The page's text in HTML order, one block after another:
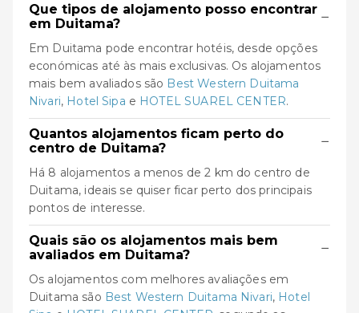
Que tipos de alojamento posso encontrar
em Duitama?
−
Em Duitama pode encontrar hotéis, desde opções
económicas até às mais exclusivas. Os alojamentos
mais bem avaliados são Best Western Duitama
Nivari, Hotel Sipa e HOTEL SUAREL CENTER.
Quantos alojamentos ficam perto do
centro de Duitama?
−
Há 8 alojamentos a menos de 2 km do centro de
Duitama, ideais se quiser ficar perto dos principais
pontos de interesse.
Quais são os alojamentos mais bem
avaliados em Duitama?
−
Os alojamentos com melhores avaliações em
Duitama são Best Western Duitama Nivari, Hotel